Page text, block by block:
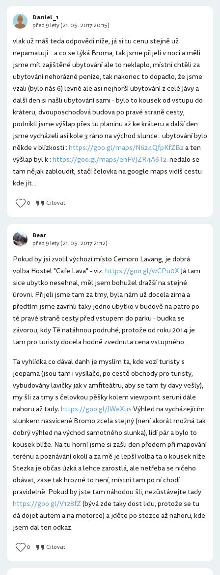
vlak už máš teda odpovědi níže, já si tu cenu stejně už
nepamatuji... a co se týká Broma, tak jsme přijeli v noci a měli
jsme mít zajištěné ubytování ale to neklaplo, místní chtěli za
ubytování nehorázné peníze, tak nakonec to dopadlo, že jsme
vzali (bylo nás 6) levné ale asi nejhorší ubytování z celé Jávy a
další den si našli ubytování sami - bylo to kousek od vstupu do
kráteru, dvouposchoďová budova po pravé straně cesty,
podnikli jsme výšlap přes tu planinu až ke kráteru a další den
jsme vycházeli asi kole 3 ráno na východ slunce.. ubytování bylo
někde v blízkosti :https://goo.gl/maps/N624QfpKfZB2a ten
výšlap byl k :https://goo.gl/maps/ehFVJZR4A6T2.nedalo se
tam nějak zabloudit, stačí čelovka na google maps vidíš cestu
kde jít...
0 Citovat
Daniel _1
před 9 lety (21. 05. 2017 20:15)
Pokud by jsi zvolil výchozí místo Cemoro Lavang, je dobrá
volba Hostel "Cafe Lava" - viz:https://goo.gl/wCPu0XJá tam
sice ubytko nesehnal, měl jsem bohužel dražší na stejné
úrovni. Přijeli jsme tam za tmy, byla nám už docela zima a
předtím jsme zavrhli taky jedno ubytko v budově na patro po
té pravé straně cesty před vstupem do parku - budka se
závorou, kdy Tě natáhnou podruhé, protože od roku 2014 je
tam pro turisty docela hodně zvednuta cena vstupného.
Ta vyhlídka co dával danh je myslím ta, kde vozí turisty s
jeepama (jsou tam i vysílače, po cestě obchody pro turisty,
vybudovány lavičky jak v amfiteátru, aby se tam ty davy vešly),
my šli za tmy s čelovkou pěšky kolem viewpoint seruni dále
nahoru až tady:https://goo.gl/JWeXusVýhled na vycházejícím
slunkem nasvícené Bromo zcela stejný (není akorát možná tak
dobrý výhled na východ samotného slunka), lidí pár a bylo to
kousek blíže. Na tu horní jsme si zašli den předem při mapování
terénu a poznávání okolí a za mě je lepší volba ta o kousek níže.
Stezka je občas úzká a lehce zarostlá, ale netřeba se ničeho
obávat, zase tak hrozné to není, místní tam po ní chodí
pravidelně. Pokud by jste tam náhodou šli, nezůstávejte tady
https://goo.gl/V128fZ(bývá zde taky dost lidu, protože se tu
dá dojet autem a na motorce) a jděte po stezce až nahoru, kde
jsem dal ten odkaz.
0 Citovat
Bear
před 9 lety (21. 05. 2017 21:12)